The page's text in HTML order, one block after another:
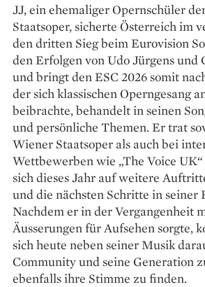
JJ, ein ehemaliger Opernschüler
Staatsoper, sicherte Österreich im
den dritten Sieg beim Eurovision
den Erfolgen von Udo Jürgens und
und bringt den ESC 2026 somit
der sich klassischen Operngesang
beibrachte, behandelt in seinen
und persön­liche Themen. Er trat
Wiener Staatsoper als auch bei
Wettbewerben wie „The Voice
sich dieses Jahr auf weitere
und die nächsten Schritte in seiner
Nachdem er in der Vergangenheit
Äusserungen für Aufsehen sorgte,
sich heute neben seiner Musik
Community und seine Generation
ebenfalls ihre Stimme zu finden.